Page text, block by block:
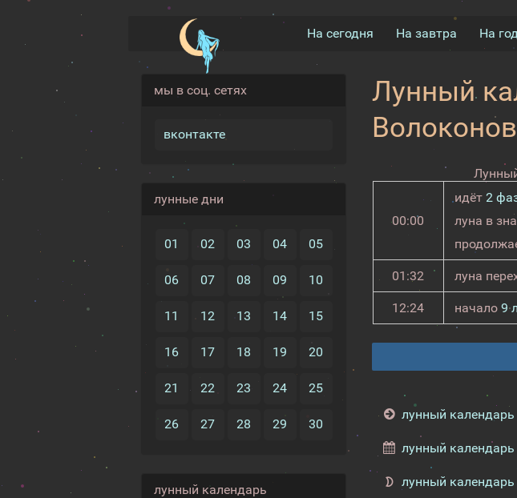
На сегодня На завтра На
мы в соц. сетях
вконтакте
лунные дни
01 02 03 04 05
06 07 08 09 10
11 12 13 14 15
16 17 18 19 20
21 22 23 24 25
26 27 28 29 30
лунный календарь
Лунный
00:00
идёт 2
луна в
01:32 луна
12:24 начало 9
лунный
лунный календарь
лунный календарь